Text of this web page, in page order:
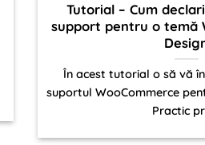
Tutorial – Cum
support pentru o temă
În acest tutorial o să vă
suportul WooCommerce
Practic